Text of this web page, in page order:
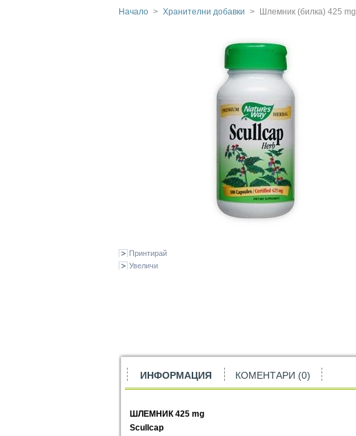
Начало > Хранителни добавки > Шлемник (билка) 425 mg
Принтирай
Увеличи
ИНФОРМАЦИЯ КОМЕНТАРИ (0)
ШЛЕМНИК 425mg
Scullcap